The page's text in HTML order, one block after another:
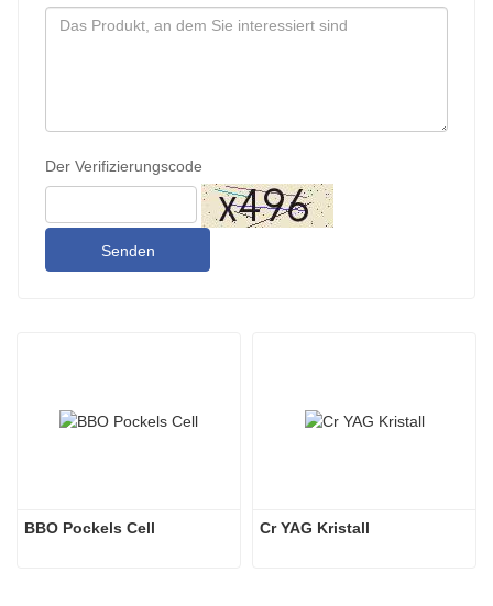
Der Verifizierungscode
Senden
BBO Pockels Cell Cr YAG Kristall